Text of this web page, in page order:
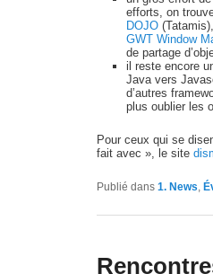
efforts, on
DOJO
GWT Window
de partage
il reste encore
Java vers
d’autres
plus oublier les
Pour ceux qui se
fait avec », le site
Publié dans 1. News,